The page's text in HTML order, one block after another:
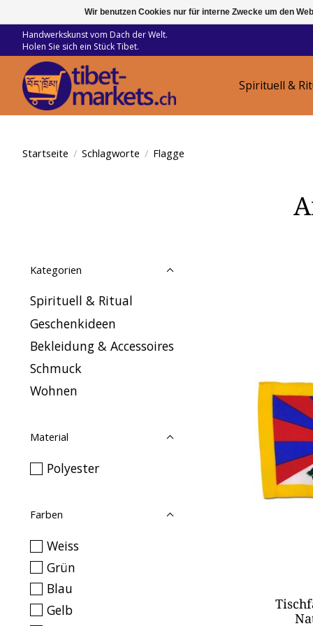
Handwerkskunst vom Dach der Welt.
Holen Sie sich ein Stück Tibet.
Spirituell &
Startseite / Schlagworte / Flagge
Kategorien
Spirituell & Ritual
Geschenkideen
Bekleidung & Accessoires
Schmuck
Wohnen
Material
Polyester
Farben
Weiss
Grün
Blau
Gelb
Wir benutzen Cookies nur für interne Zwecke um den